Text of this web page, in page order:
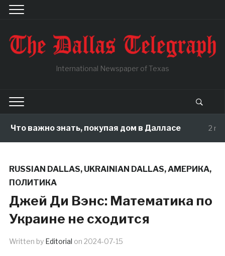
International Newspaper of Texas
важно знать, покупая дом в Далласе 2
RUSSIAN DALLAS, UKRAINIAN DALLAS,АМЕРИКА,
ПОЛИТИКА
Джей Ди Вэнс: Математика по
Украине не сходится
Written by Editorial on 2024-07-15